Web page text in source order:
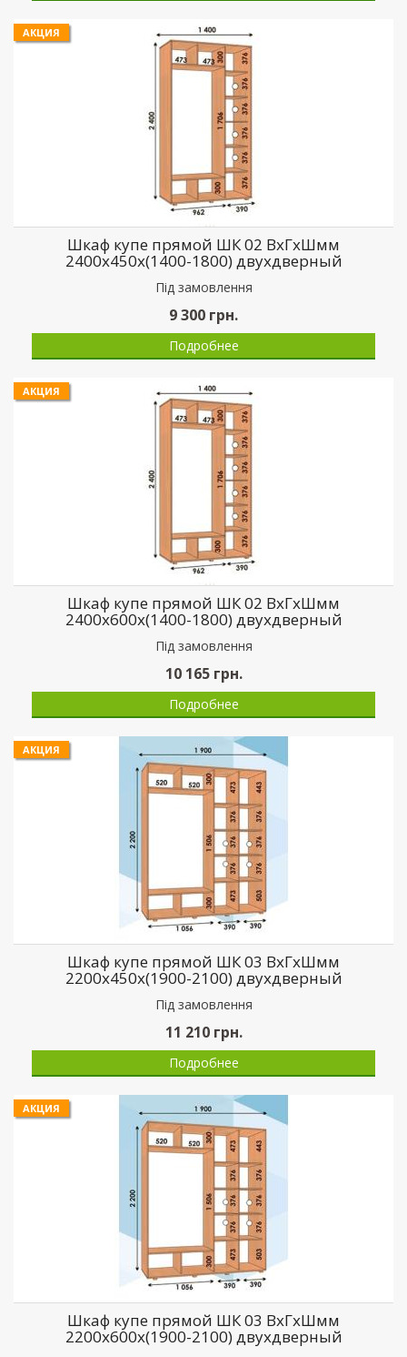
АКЦИЯ
Шкаф купе прямой ШК 02 ВхГхШмм
2400х450х(1400-1800) двухдверный
Пiд замовлення
9 300 грн.
Подробнее
АКЦИЯ
Шкаф купе прямой ШК 02 ВхГхШмм
2400х600х(1400-1800) двухдверный
Пiд замовлення
10 165грн.
Подробнее
АКЦИЯ
Шкаф купе прямой ШК 03 ВхГхШмм
2200х450х(1900-2100) двухдверный
Пiд замовлення
11 210грн.
Подробнее
АКЦИЯ
Шкаф купе прямой ШК 03 ВхГхШмм
2200х600х(1900-2100) двухдверный